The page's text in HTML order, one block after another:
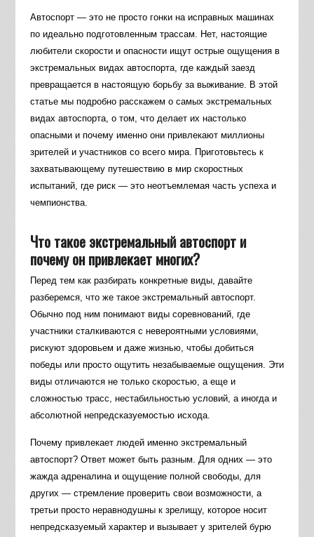
Автоспорт — это не просто гонки на исправных машинах
по идеально подготовленным трассам. Нет, настоящие
любители скорости и опасности ищут острые ощущения в
экстремальных видах автоспорта, где каждый заезд
превращается в настоящую борьбу за выживание. В этой
статье мы подробно расскажем о самых экстремальных
видах автоспорта, о том, что делает их настолько
опасными и почему именно они привлекают миллионы
зрителей и участников со всего мира. Приготовьтесь к
захватывающему путешествию в мир скоростных
испытаний, где риск — это неотъемлемая часть успеха и
чемпионства.
Что такое экстремальный автоспорт и
почему он привлекает многих?
Перед тем как разбирать конкретные виды, давайте
разберемся, что же такое экстремальный автоспорт.
Обычно под ним понимают виды соревнований, где
участники сталкиваются с невероятными условиями,
рискуют здоровьем и даже жизнью, чтобы добиться
победы или просто ощутить незабываемые ощущения. Эти
виды отличаются не только скоростью, а еще и
сложностью трасс, нестабильностью условий, а иногда и
абсолютной непредсказуемостью исхода.
Почему привлекает людей именно экстремальный
автоспорт? Ответ может быть разным. Для одних — это
жажда адреналина и ощущение полной свободы, для
других — стремление проверить свои возможности, а
третьи просто неравнодушны к зрелищу, которое носит
непредсказуемый характер и вызывает у зрителей бурю